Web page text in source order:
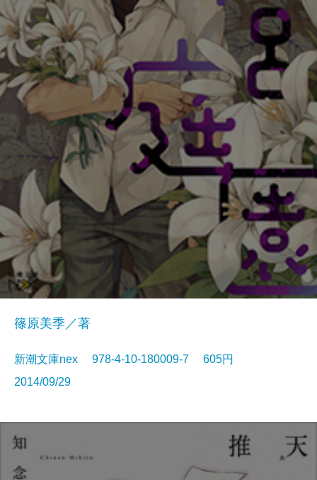
篠原美季／著
新潮文庫nex 978-4-10-180009-7 605円
2014/09/29